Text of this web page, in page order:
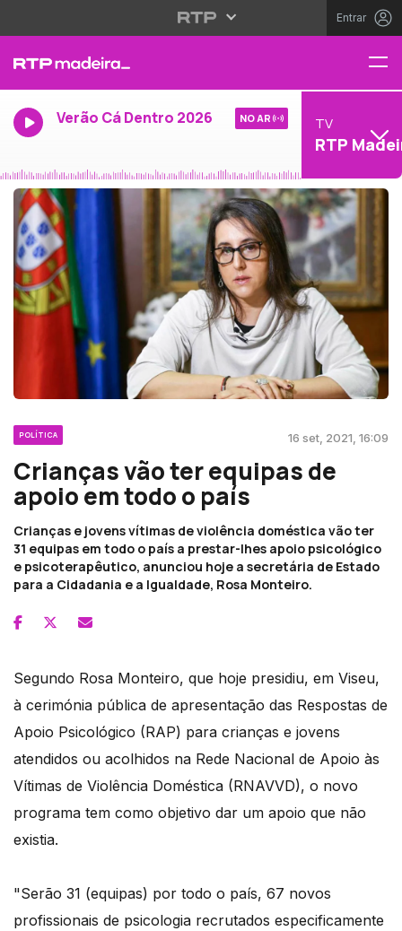
Entrar
Verão Cá Dentro 2026 NO AR TV
RTP
POLÍTICA 16 set, 2021, 16:09
Crianças vão ter equipas de
apoio em todo o país
Crianças e jovens vítimas de violência doméstica vão ter
31 equipas em todo o país a prestar-lhes apoio psicológico
e psicoterapêutico, anunciou hoje a secretária de Estado
para a Cidadania e a Igualdade, Rosa Monteiro.
Segundo Rosa Monteiro, que hoje presidiu, em Viseu,
à cerimónia pública de apresentação das Respostas de
Apoio Psicológico (RAP) para crianças e jovens
atendidos ou acolhidos na Rede Nacional de Apoio às
Vítimas de Violência Doméstica (RNAVVD), o novo
programa tem como objetivo dar um apoio que não
existia.
"Serão 31 (equipas) por todo o país, 67 novos
profissionais de psicologia recrutados especificamente